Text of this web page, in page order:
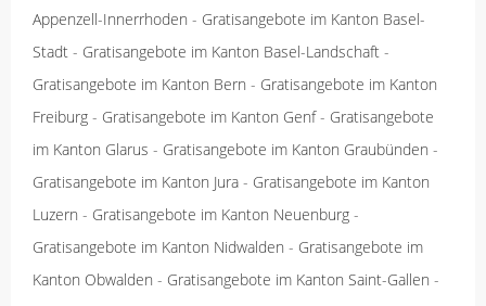
Appenzell-Innerrhoden - Gratisangebote im Kanton Basel-
Stadt - Gratisangebote im Kanton Basel-Landschaft -
Gratisangebote im Kanton Bern - Gratisangebote im Kanton
Freiburg - Gratisangebote im Kanton Genf- Gratisangebote
im Kanton Glarus - Gratisangebote im Kanton Graubünden -
Gratisangebote im Kanton Jura - Gratisangebote im Kanton
Luzern - Gratisangebote im Kanton Neuenburg -
Gratisangebote im Kanton Nidwalden - Gratisangebote im
Kanton Obwalden - Gratisangebote im Kanton Saint-Gallen -